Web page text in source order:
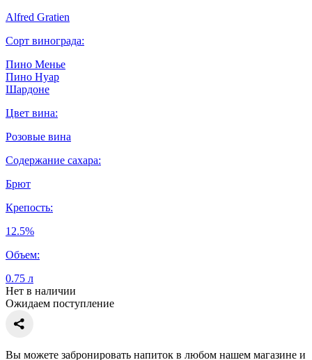
Alfred Gratien
Сорт винограда:
Пино Менье
Пино Нуар
Шардоне
Цвет вина:
Розовые вина
Содержание сахара:
Брют
Крепость:
12.5%
Объем:
0.75 л
Нет в наличии
Ожидаем поступление
Вы можете забронировать напиток в любом нашем магазине и